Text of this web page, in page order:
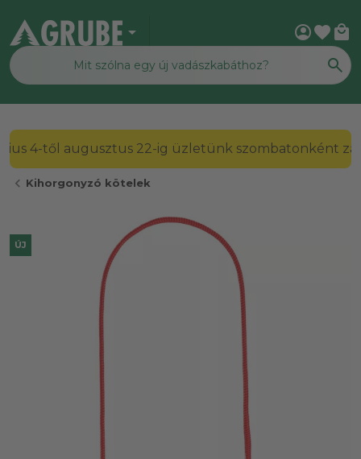
arrow_drop_down account_circlefavorite local_mall
2026. július 4-től augusztus 22-ig üzletünk
chevron_left Kihorgonyzó kötelek
ÚJ